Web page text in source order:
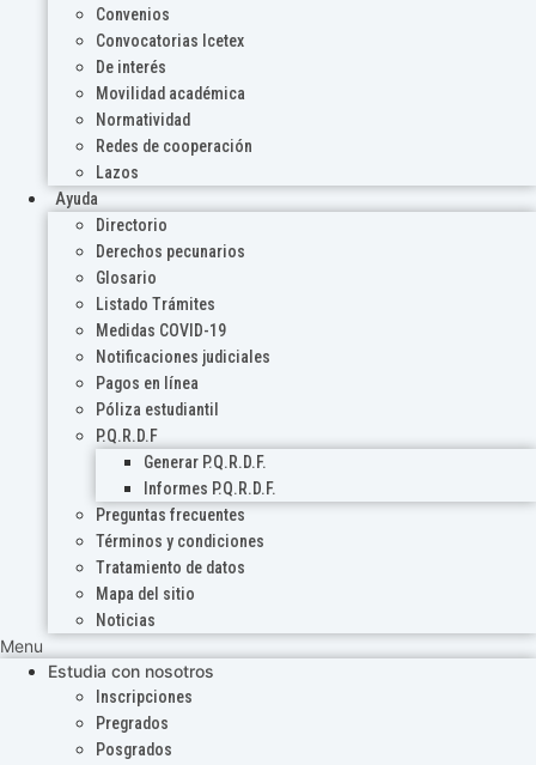
Convenios
Convocatorias Icetex
De interés
Movilidad académica
Normatividad
Redes de cooperación
Lazos
Ayuda
Directorio
Derechos pecunarios
Glosario
Listado Trámites
Medidas COVID-19
Notificaciones judiciales
Pagos en línea
Póliza estudiantil
P.Q.R.D.F
Generar P.Q.R.D.F.
Informes P.Q.R.D.F.
Preguntas frecuentes
Términos y condiciones
Tratamiento de datos
Mapa del sitio
Noticias
Menu
Estudia con nosotros
Inscripciones
Pregrados
Posgrados